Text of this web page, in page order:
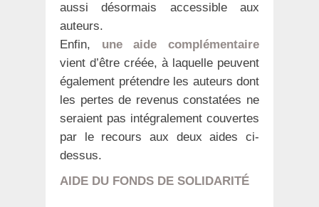
aussi désormais accessible aux
auteurs.
Enfin, une aide complémentaire
vient d’être créée, à laquelle peuvent
également prétendre les auteurs dont
les pertes de revenus constatées ne
seraient pas intégralement couvertes
par le recours aux deux aides ci-
dessus.
AIDE DU FONDS DE SOLIDARITÉ